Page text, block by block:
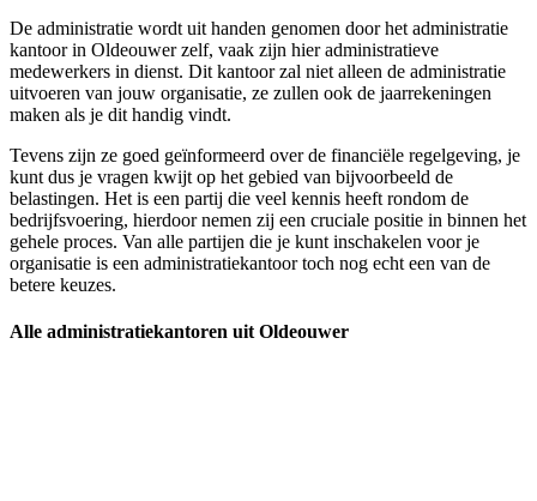
De administratie wordt uit handen genomen door het administratie
kantoor in Oldeouwer zelf, vaak zijn hier administratieve
medewerkers in dienst. Dit kantoor zal niet alleen de administratie
uitvoeren van jouw organisatie, ze zullen ook de jaarrekeningen
maken als je dit handig vindt.
Tevens zijn ze goed geïnformeerd over de financiële regelgeving, je
kunt dus je vragen kwijt op het gebied van bijvoorbeeld de
belastingen. Het is een partij die veel kennis heeft rondom de
bedrijfsvoering, hierdoor nemen zij een cruciale positie in binnen het
gehele proces. Van alle partijen die je kunt inschakelen voor je
organisatie is een administratiekantoor toch nog echt een van de
betere keuzes.
Alle administratiekantoren uit Oldeouwer